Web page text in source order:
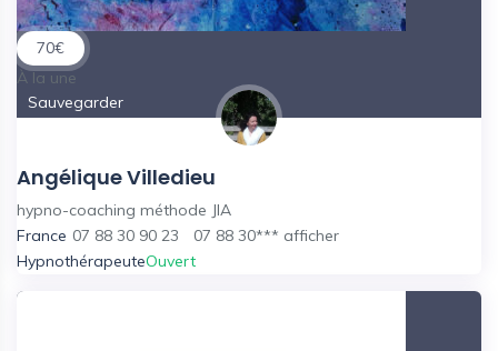
70€
À la une
Sauvegarder
Angélique Villedieu
hypno-coaching méthode JIA
France 07 88 30 90 23 07 88 30*** afficher
HypnothérapeuteOuvert